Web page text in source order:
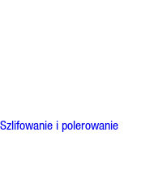
Szlifowanie i polerowanie